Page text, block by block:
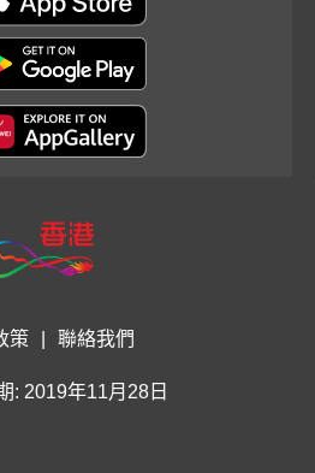
策 聯絡我們
: 2019年11月28日